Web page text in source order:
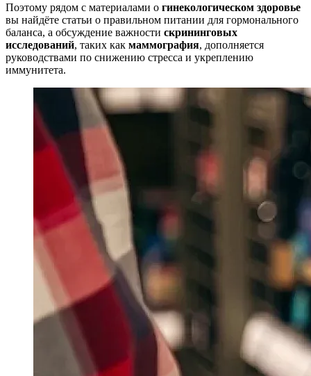
Поэтому рядом с материалами о гинекологическом здоровье
вы найдёте статьи о правильном питании для гормонального
баланса, а обсуждение важности скрининговых
исследований, таких как маммография, дополняется
руководствами по снижению стресса и укреплению
иммунитета.